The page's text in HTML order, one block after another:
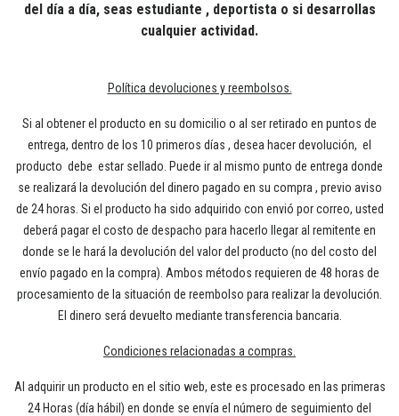
del día a día, seas estudiante , deportista o si desarrollas
cualquier actividad.
Política devoluciones y reembolsos.
Si al obtener el producto en su domicilio o al ser retirado en puntos de
entrega, dentro de los 10 primeros días , desea hacer devolución, el
producto debe estar sellado. Puede ir al mismo punto de entrega donde
se realizará la devolución del dinero pagado en su compra , previo aviso
de 24 horas. Si el producto ha sido adquirido con envió por correo, usted
deberá pagar el costo de despacho para hacerlo llegar al remitente en
donde se le hará la devolución del valor del producto (no del costo del
envío pagado en la compra). Ambos métodos requieren de 48 horas de
procesamiento de la situación de reembolso para realizar la devolución.
El dinero será devuelto mediante transferencia bancaria.
Condiciones relacionadas a compras.
Al adquirir un producto en el sitio web, este es procesado en las primeras
24 Horas (día hábil) en donde se envía el número de seguimiento del